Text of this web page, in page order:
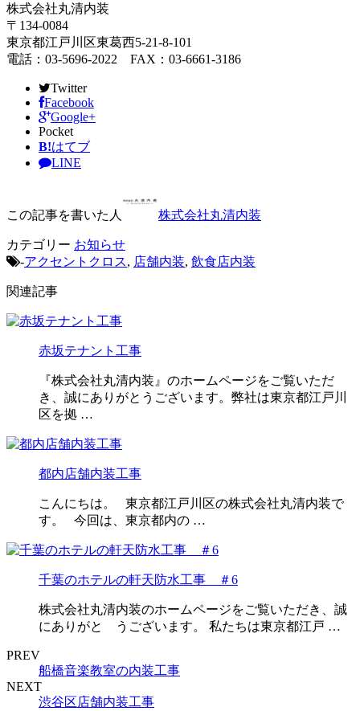
株式会社丸清内装
〒134-0084
東京都江戸川区東葛西5-21-8-101
電話：03-5696-2022 FAX：03-6661-3186
Twitter
Facebook
Google+
Pocket
B!はてブ
LINE
この記事を書いた人 株式会社丸清内装
カテゴリー お知らせ
-アクセントクロス, 店舗内装, 飲食店内装
関連記事
赤坂テナント工事
『株式会社丸清内装』のホームページをご覧いただ
き、誠にありがとうございます。弊社は東京都江戸川
区を拠 …
都内店舗内装工事
こんにちは。 東京都江戸川区の株式会社丸清内装で
す。 今回は、東京都内の …
千葉のホテルの軒天防水工事 ＃6
株式会社丸清内装のホームページをご覧いただき、誠
にありがと うございます。 私たちは東京都江戸 …
PREV
船橋音楽教室の内装工事
NEXT
渋谷区店舗内装工事